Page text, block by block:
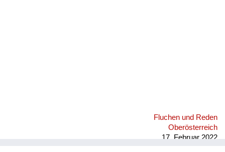
Fluchen und Reden
Oberösterreich
17. Februar 2022